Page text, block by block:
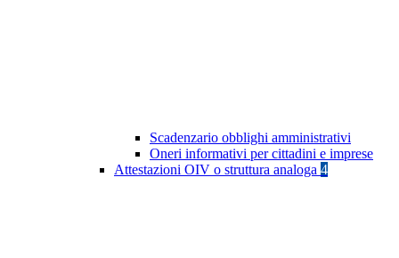
Scadenzario obblighi amministrativi
Oneri informativi per cittadini e imprese
Attestazioni OIV o struttura analoga 4